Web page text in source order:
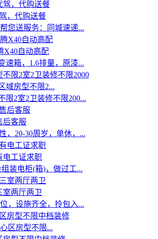
，代购送餐
您送服务：同城速递...
X40自动高配
速箱，1.6排量，原漆...
域房型不限2...
限2室2卫装修不限200...
后客服
，20-30周岁，单休，...
电工证求职
装电柜(箱)，做过工...
室两厅两卫
，设施齐全，拎包入...
区房型不限...